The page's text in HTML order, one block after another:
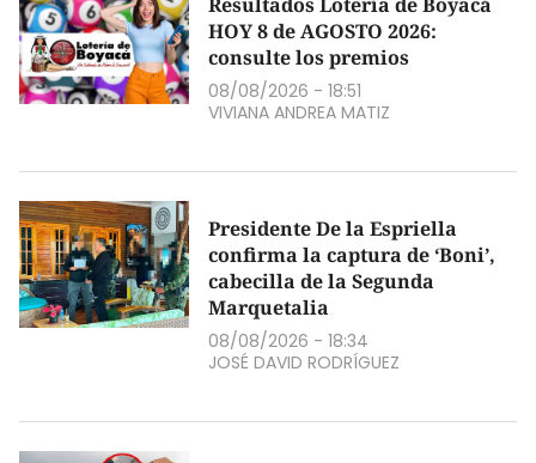
HOY 8 de AGOSTO 2026:
consulte los premios
08/08/2026 - 18:51
VIVIANA ANDREA MATIZ
Presidente De la Espriella
confirma la captura de ‘Boni’,
cabecilla de la Segunda
Marquetalia
08/08/2026 - 18:34
JOSÉ DAVID RODRÍGUEZ